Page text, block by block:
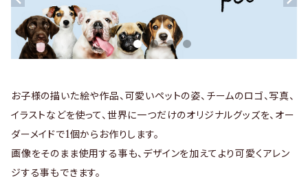
お子様の描いた絵や作品、可愛いペットの姿、チームのロゴ、写真、
イラストなどを使って、世界に一つだけのオリジナルグッズを、オー
ダーメイドで1個からお作りします。
画像をそのまま使用する事も、デザインを加えてより可愛くアレン
ジする事もできます。